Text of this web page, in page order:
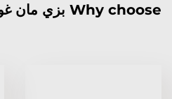
Why choose بزي مان غولف المناشف?